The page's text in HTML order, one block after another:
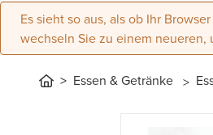
Es sieht so aus, als ob Ihr
wechseln Sie zu einem neueren,
Essen & Getränke